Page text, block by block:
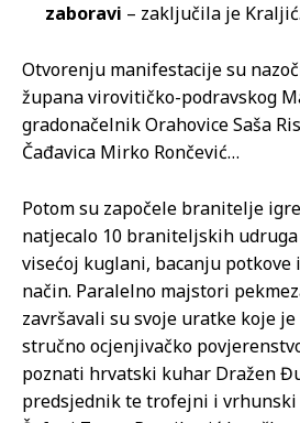
zaboravi – zaključila je Kraljić.
Otvorenju manifestacije su
župana virovitičko-podravskog
gradonačelnik Orahovice Saša
Čađavica Mirko Rončević…
Potom su započele branitelje
natjecalo 10 braniteljskih
visećoj kuglani, bacanju potkove
način. Paralelno majstori
završavali su svoje uratke koje
stručno ocjenjivačko
poznati hrvatski kuhar Dražen
predsjednik te trofejni i vrhunski